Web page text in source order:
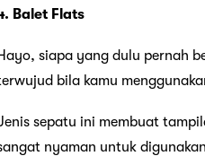
Balet Flats
siapa yang dulu pernah
bila kamu
sepatu ini membuat
nyaman untuk